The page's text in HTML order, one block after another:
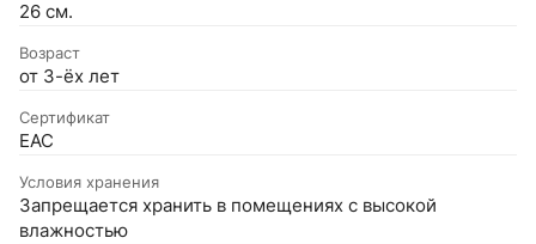
26 см.
Возраст
от 3-ёх лет
Сертификат
EAC
Условия хранения
Запрещается хранить в помещениях с высокой
влажностью